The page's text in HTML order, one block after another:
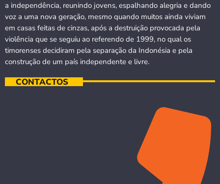
a independência, reunindo jovens, espalhando alegria e dando
voz a uma nova geração, mesmo quando muitos ainda viviam
em casas feitas de cinzas, após a destruição provocada pela
violência que se seguiu ao referendo de 1999, no qual os
timorenses decidiram pela separação da Indonésia e pela
construção de um país independente e livre.
CONTACTOS